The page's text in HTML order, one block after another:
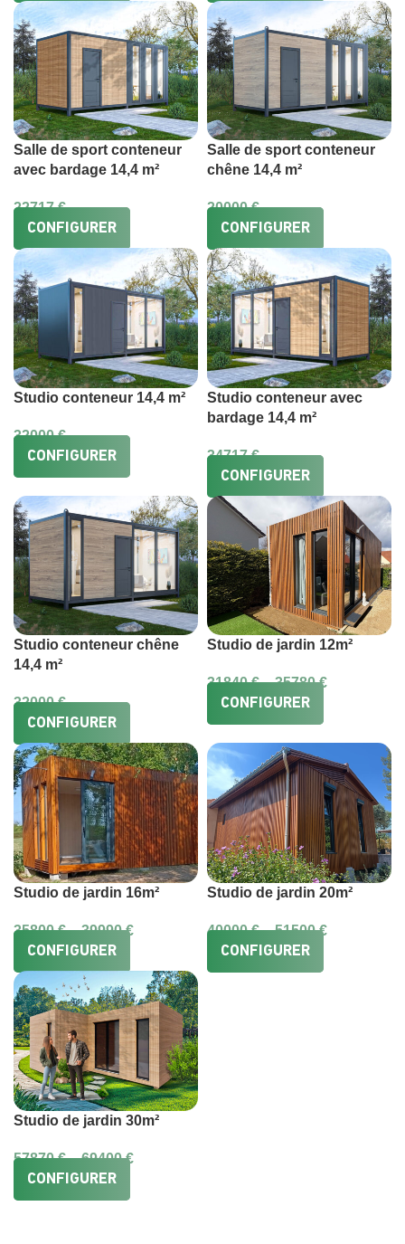
Salle de sport conteneur
avec bardage 14,4 m²
22717€
CONFIGURER
Salle de sport conteneur
chêne 14,4 m²
20000€
CONFIGURER
Studio conteneur 14,4 m²
32000€
CONFIGURER
Studio conteneur avec
bardage 14,4 m²
34717€
CONFIGURER
Studio conteneur chêne
14,4 m²
32000€
CONFIGURER
Studio de jardin 12m²
31840€–35780€
CONFIGURER
Studio de jardin 16m²
35800€–39990€
CONFIGURER
Studio de jardin 20m²
40000€–51500€
CONFIGURER
Studio de jardin 30m²
57870€–69400€
CONFIGURER